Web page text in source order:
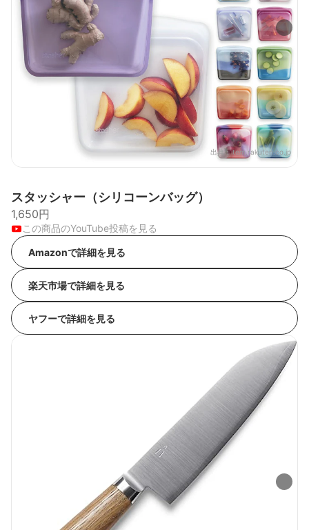
出典：item.rakuten.co.jp
スタッシャー（シリコーンバッグ）
1,650円
この商品のYouTube投稿を見る
Amazonで詳細を見る
楽天市場で詳細を見る
ヤフーで詳細を見る